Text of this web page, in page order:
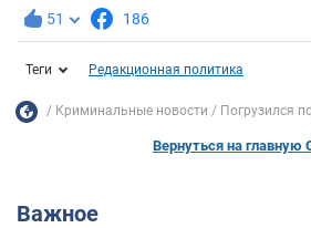
51 186
Теги Редакционная политика
Криминальные новости Погрузился
Вернуться на главную
Важное